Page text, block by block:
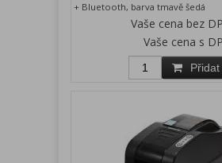
+ Bluetooth, barva tmavě šedá
Vaše cena bez
Vaše cena s